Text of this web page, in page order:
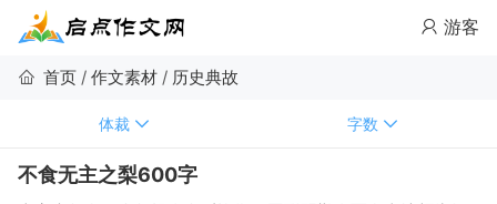
游客
首页 / 作文素材 / 历史典故
体裁 字数
不食无主之梨600字